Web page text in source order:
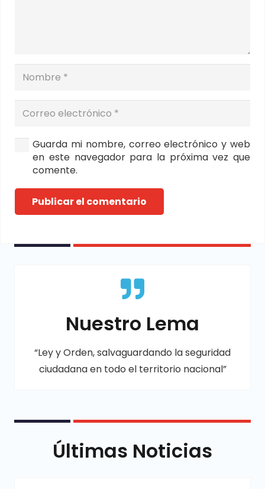
Guarda mi nombre, correo electrónico y web
en este navegador para la próxima vez que
comente.
Publicar el comentario
Nuestro Lema
“Ley y Orden, salvaguardando la seguridad
ciudadana en todo el territorio nacional”
Últimas Noticias